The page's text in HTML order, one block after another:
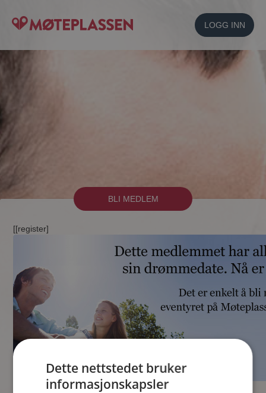
LOGG INN
BLI MEDLEM
[[register]
Dette nettstedet bruker
informasjonskapsler